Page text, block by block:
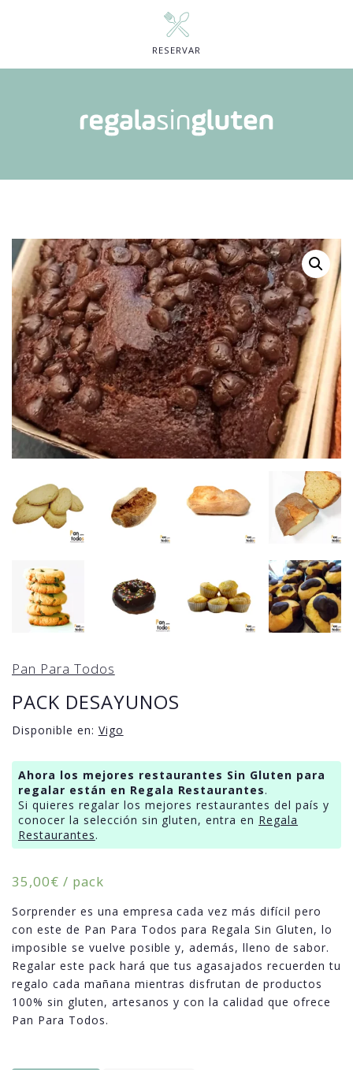
RESERVAR
Pan Para Todos
PACK DESAYUNOS
Disponible en: Vigo
Ahora los mejores restaurantes Sin Gluten para
regalar están en Regala Restaurantes.
Si quieres regalar los mejores restaurantes del país y
conocer la selección sin gluten, entra en Regala
Restaurantes.
35,00€ / pack
Sorprender es una empresa cada vez más difícil pero
con este de Pan Para Todos para Regala Sin Gluten, lo
imposible se vuelve posible y, además, lleno de sabor.
Regalar este pack hará que tus agasajados recuerden tu
regalo cada mañana mientras disfrutan de productos
100% sin gluten, artesanos y con la calidad que ofrece
Pan Para Todos.